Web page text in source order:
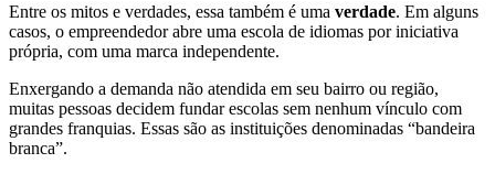
Entre os mitos e verdades, essa também é uma verdade. Em alguns
casos, o empreendedor abre uma escola de idiomas por iniciativa
própria, com uma marca independente.
Enxergando a demanda não atendida em seu bairro ou região,
muitas pessoas decidem fundar escolas sem nenhum vínculo com
grandes franquias. Essas são as instituições denominadas “bandeira
branca”.